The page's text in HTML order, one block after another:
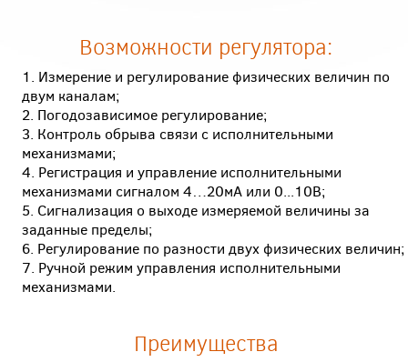
Возможности регулятора:
Измерение и регулирование физических величин по
двум каналам;
Погодозависимое регулирование;
Контроль обрыва связи с исполнительными
механизмами;
Регистрация и управление исполнительными
механизмами сигналом 4…20мА или 0...10В;
Сигнализация о выходе измеряемой величины за
заданные пределы;
Регулирование по разности двух физических величин;
Ручной режим управления исполнительными
механизмами.
Преимущества